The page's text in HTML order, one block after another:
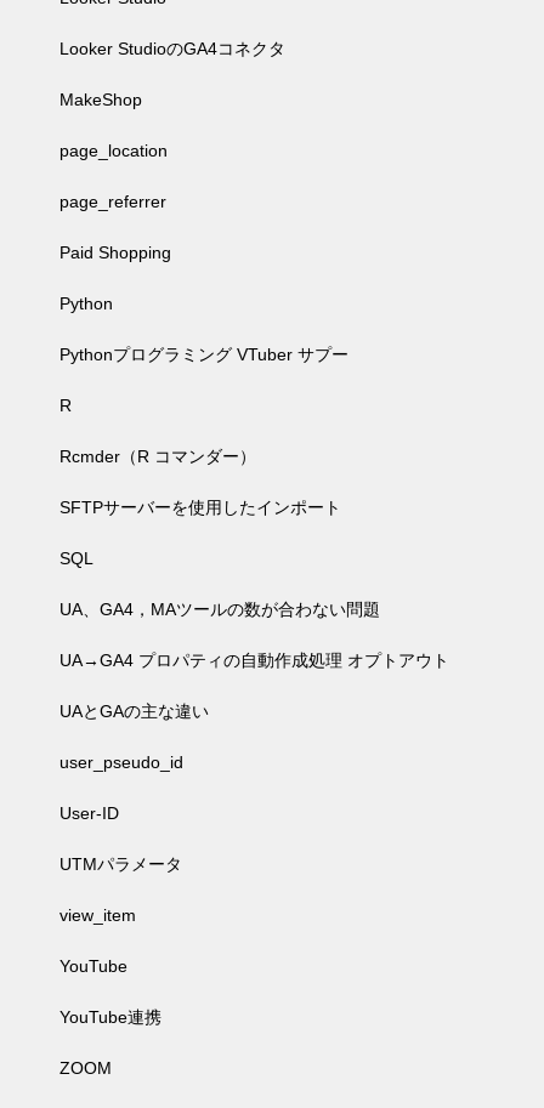
Looker StudioのGA4コネクタ
MakeShop
page_location
page_referrer
Paid Shopping
Python
Pythonプログラミング VTuber サプー
R
Rcmder（R コマンダー）
SFTPサーバーを使用したインポート
SQL
UA、GA4，MAツールの数が合わない問題
UA→GA4 プロパティの自動作成処理 オプトアウト
UAとGAの主な違い
user_pseudo_id
User-ID
UTMパラメータ
view_item
YouTube
YouTube連携
ZOOM